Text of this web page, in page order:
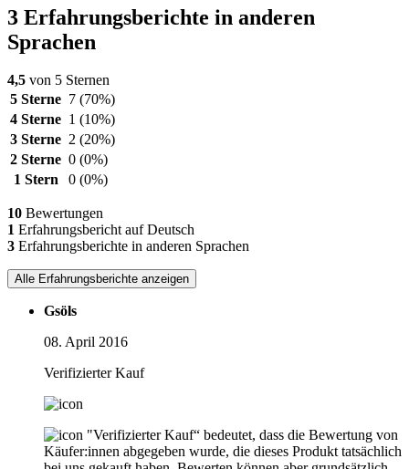
3 Erfahrungsberichte in anderen
Sprachen
4,5 von 5 Sternen
5 Sterne 7 (70%)
4 Sterne 1 (10%)
3 Sterne 2 (20%)
2 Sterne 0 (0%)
1 Stern
0 (0%)
10 Bewertungen
1 Erfahrungsbericht auf Deutsch
3 Erfahrungsberichte in anderen Sprachen
Alle Erfahrungsberichte anzeigen
Gsöls
08. April 2016
Verifizierter Kauf
"Verifizierter Kauf“ bedeutet, dass die Bewertung von
Käufer:innen abgegeben wurde, die dieses Produkt tatsächlich